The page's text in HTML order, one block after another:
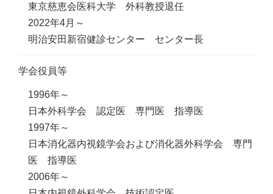
東京慈恵会医科大学 外科教授退任
2022年4月～
明治安田新宿健診センター センター長
学会役員等
1996年～
日本外科学会 認定医 専門医 指導医
1997年～
日本消化器内視鏡学会および消化器外科学会 専門
医 指導医
2006年～